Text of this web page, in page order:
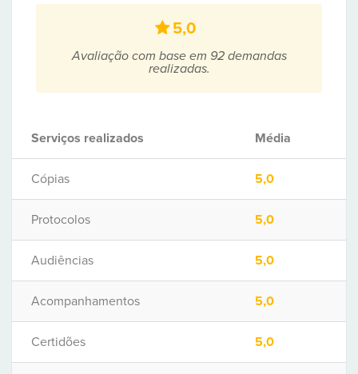
5,0
Avaliação com base em 92 demandas
realizadas.
Serviços realizados Média
Cópias 5,0
Protocolos 5,0
Audiências 5,0
Acompanhamentos 5,0
Certidões 5,0